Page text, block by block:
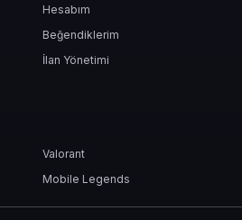
Hesabım
Beğendiklerim
İlan Yönetimi
Valorant
Mobile Legends